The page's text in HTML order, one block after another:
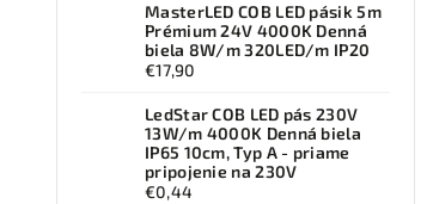
MasterLED COB LED pásik 5m
Prémium 24V 4000K Denná
biela 8W/m 320LED/m IP20
€17,90
LedStar COB LED pás 230V
13W/m 4000K Denná biela
IP65 10cm, Typ A - priame
pripojenie na 230V
€0,44